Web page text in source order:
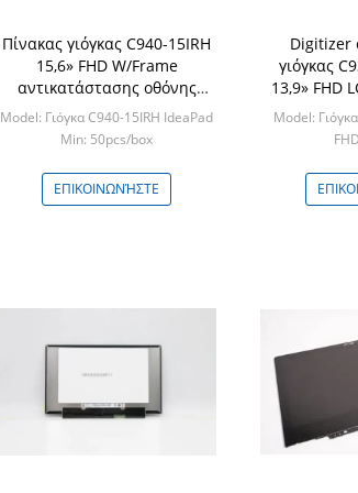
Πίνακας γιόγκας C940-15IRH
15,6» FHD W/Frame
αντικατάστασης οθόνης
5D10S39615 Lenovo LCD
Model: Γιόγκα C940-15IRH IdeaPad
Min: 50pcs/box
ΕΠΙΚΟΙΝΩΝΉΣΤΕ
Digitizer
γιόγκας
13,9» FHD
Lenovo
Model: